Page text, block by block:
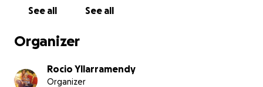
– Rocío Y familia
See all See all
Organizer
Rocio Yllarramendy
Organizer